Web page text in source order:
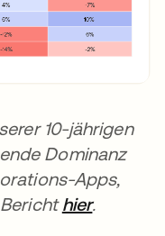
10-jährigen
Dominanz
Apps,
hier.